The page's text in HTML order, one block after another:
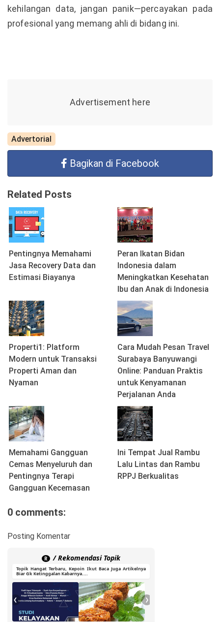
kehilangan data, jangan panik—percayakan pada
profesional yang memang ahli di bidang ini.
Advertorial
Bagikan di Facebook
Related Posts
Pentingnya Memahami
Jasa Recovery Data dan
Estimasi Biayanya
Peran Ikatan Bidan
Indonesia dalam
Meningkatkan Kesehatan
Ibu dan Anak di Indonesia
Properti1: Platform
Modern untuk Transaksi
Properti Aman dan
Nyaman
Cara Mudah Pesan Travel
Surabaya Banyuwangi
Online: Panduan Praktis
untuk Kenyamanan
Perjalanan Anda
Memahami Gangguan
Cemas Menyeluruh dan
Pentingnya Terapi
Gangguan Kecemasan
Ini Tempat Jual Rambu
Lalu Lintas dan Rambu
RPPJ Berkualitas
0 comments:
Posting Komentar
R / Rekomendasi Topik
Topik Hangat Terbaru, Kepoin Ikut Baca Juga Artikelnya
Biar Gk Ketinggalan Kabarnya....
❮ ❯